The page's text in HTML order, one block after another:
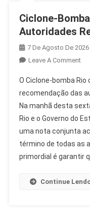
Ciclone-
Autoridades
7 De Agosto De 2026
Leave A CommentOn
Rio
De
O Ciclone-bomba
recomendação das
Na manhã desta
Rio e o Governo do
uma nota conjunta
término de todas as
primordial é garantir
Continue